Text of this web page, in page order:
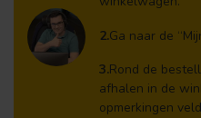
2.Ga naar de
3.Rond de
afhalen in de
opmerkingen